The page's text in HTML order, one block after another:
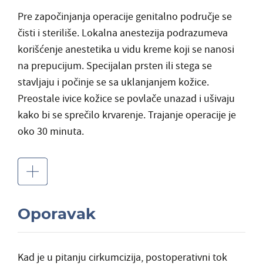
Pre započinjanja operacije genitalno područje se
čisti i steriliše. Lokalna anestezija podrazumeva
korišćenje anestetika u vidu kreme koji se nanosi
na prepucijum. Specijalan prsten ili stega se
stavljaju i počinje se sa uklanjanjem kožice.
Preostale ivice kožice se povlače unazad i ušivaju
kako bi se sprečilo krvarenje. Trajanje operacije je
oko 30 minuta.
Oporavak
Kad je u pitanju cirkumcizija, postoperativni tok